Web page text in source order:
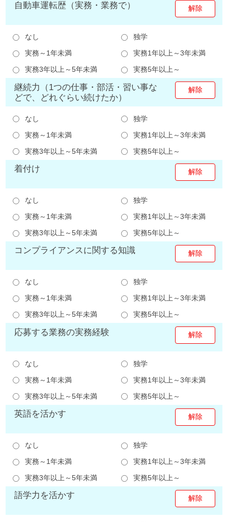
自動車運転歴（実務・業務で）
なし
独学
実務～1年未満
実務1年以上～3年未満
実務3年以上～5年未満
実務5年以上～
継続力（1つの仕事・部活・習い事な
どで、どれぐらい続けたか）
なし
独学
実務～1年未満
実務1年以上～3年未満
実務3年以上～5年未満
実務5年以上～
着付け
なし
独学
実務～1年未満
実務1年以上～3年未満
実務3年以上～5年未満
実務5年以上～
コンプライアンスに関する知識
なし
独学
実務～1年未満
実務1年以上～3年未満
実務3年以上～5年未満
実務5年以上～
応募する業務の実務経験
なし
独学
実務～1年未満
実務1年以上～3年未満
実務3年以上～5年未満
実務5年以上～
英語を活かす
なし
独学
実務～1年未満
実務1年以上～3年未満
実務3年以上～5年未満
実務5年以上～
語学力を活かす